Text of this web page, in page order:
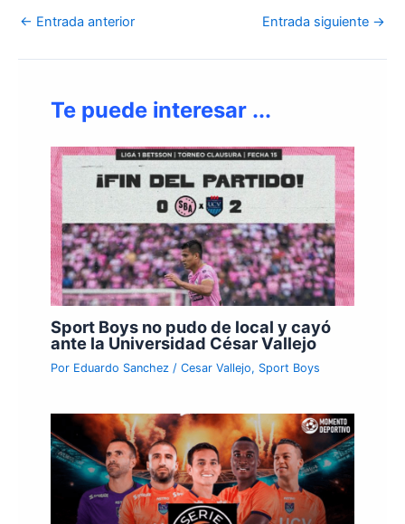
← Entrada anterior Entrada siguiente →
Te puede interesar ...
Sport Boys no pudo de local y cayó
ante la Universidad César Vallejo
Por Eduardo Sanchez/Cesar Vallejo, Sport Boys